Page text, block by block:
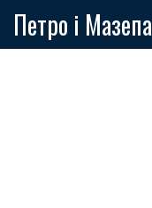
Петро і Мазепа